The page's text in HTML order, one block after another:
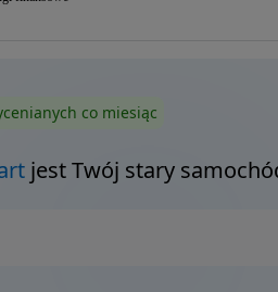
co miesiąc
jest Twój stary